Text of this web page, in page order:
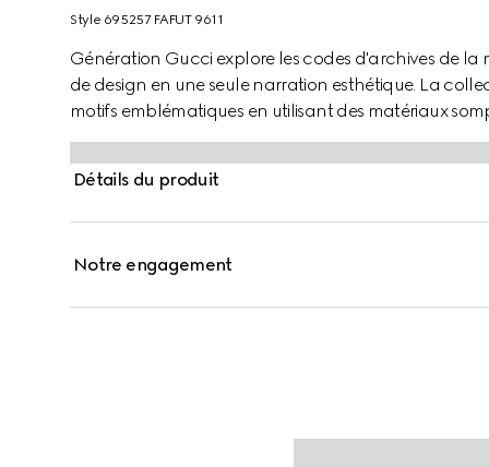
Style ‎695257 FAFUT 9611
Génération Gucci explore les codes d'archives de
de design en une seule narration esthétique. La
motifs emblématiques en utilisant des matériaux
couleurs riches, comme le GG signature sur ce style.
Détails du produit
Notre engagement